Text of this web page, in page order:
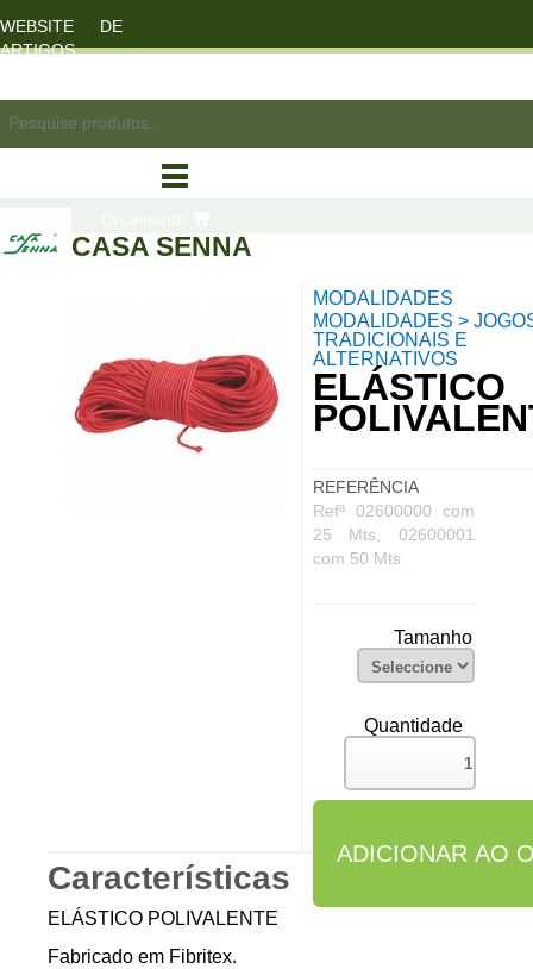
WEBSITE DE
ARTIGOS
CASA SENNA
MODALIDADES
MODALIDADES >
TRADICIONAIS E
ALTERNATIVOS
ELÁSTICO
REFERÊNCIA
Refª 02600000 com
25 Mts, 02600001
com 50 Mts
Tamanho
Quantidade
Características
ELÁSTICO POLIVALENTE
Fabricado em Fibritex.